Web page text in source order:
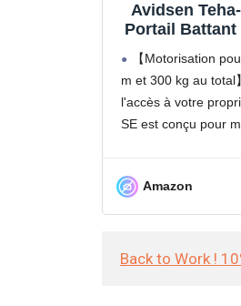
Avidsen
Portail Battant
et 300kg,
Électrique,
Ouverture
【Motorisation
m et 300 kg au total
l'accès à votre
SE est conçu pour
Amazon
Back to Work !